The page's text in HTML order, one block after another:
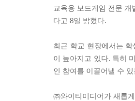
교육용 보드게임 전문 개
다고 8일 밝혔다.
최근 학교 현장에서는
이 높아지고 있다. 특히
인 참여를 이끌어낼 수
㈜와이티미디어가 새롭